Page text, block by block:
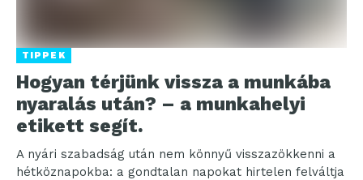
TIPPEK
Hogyan térjünk vissza a munkába
nyaralás után? – a munkahelyi
etikett segít.
A nyári szabadság után nem könnyű visszazökkenni a
hétköznapokba: a gondtalan napokat hirtelen felváltja